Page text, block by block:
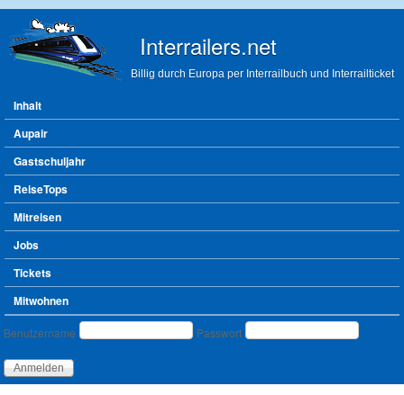
Interrailers.net
Billig durch Europa per Interrailbuch und Interrailticket
Hauptmenü
Inhalt
Aupair
Gastschuljahr
ReiseTops
Mitreisen
Jobs
Tickets
Mitwohnen
Benutzeranmeldung
Benutzername Passwort